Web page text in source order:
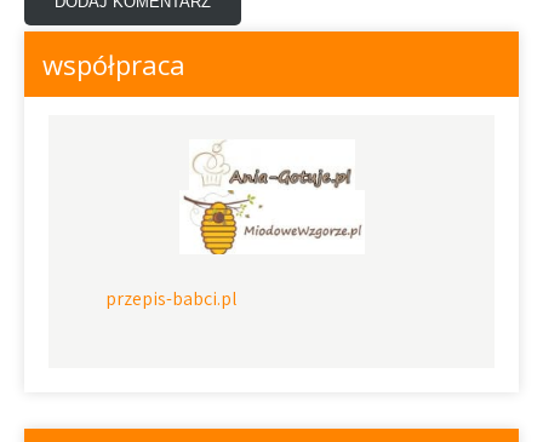
współpraca
przepis-babci.pl